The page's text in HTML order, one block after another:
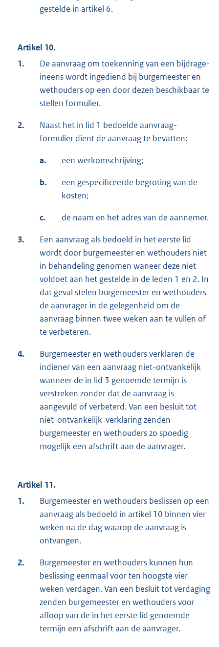
gestelde in artikel 6.
Artikel 10.
1.
De aanvraag om toekenning van een bijdrage-
ineens wordt ingediend bij burgemeester en
wethouders op een door dezen beschikbaar te
stellen formulier.
2.
Naast het in lid 1 bedoelde aanvraag-
formulier dient de aanvraag te bevatten:
a. een werkomschrijving;
b.
een gespecificeerde begroting van de
kosten;
c. de naam en het adres van de aannemer.
3.
Een aanvraag als bedoeld in het eerste lid
wordt door burgemeester en wethouders niet
in behandeling genomen waneer deze niet
voldoet aan het gestelde in de leden 1 en 2. In
dat geval stelen burgemeester en wethouders
de aanvrager in de gelegenheid om de
aanvraag binnen twee weken aan te vullen of
te verbeteren.
4.
Burgemeester en wethouders verklaren de
indiener van een aanvraag niet-ontvankelijk
wanneer de in lid 3 genoemde termijn is
verstreken zonder dat de aanvraag is
aangevuld of verbeterd. Van een besluit tot
niet-ontvankelijk-verklaring zenden
burgemeester en wethouders zo spoedig
mogelijk een afschrift aan de aanvrager.
Artikel 11.
1.
Burgemeester en wethouders beslissen op een
aanvraag als bedoeld in artikel 10 binnen vier
weken na de dag waarop de aanvraag is
ontvangen.
2.
Burgemeester en wethouders kunnen hun
beslissing eenmaal voor ten hoogste vier
weken verdagen. Van een besluit tot verdaging
zenden burgemeester en wethouders voor
afloop van de in het eerste lid genoemde
termijn een afschrift aan de aanvrager.